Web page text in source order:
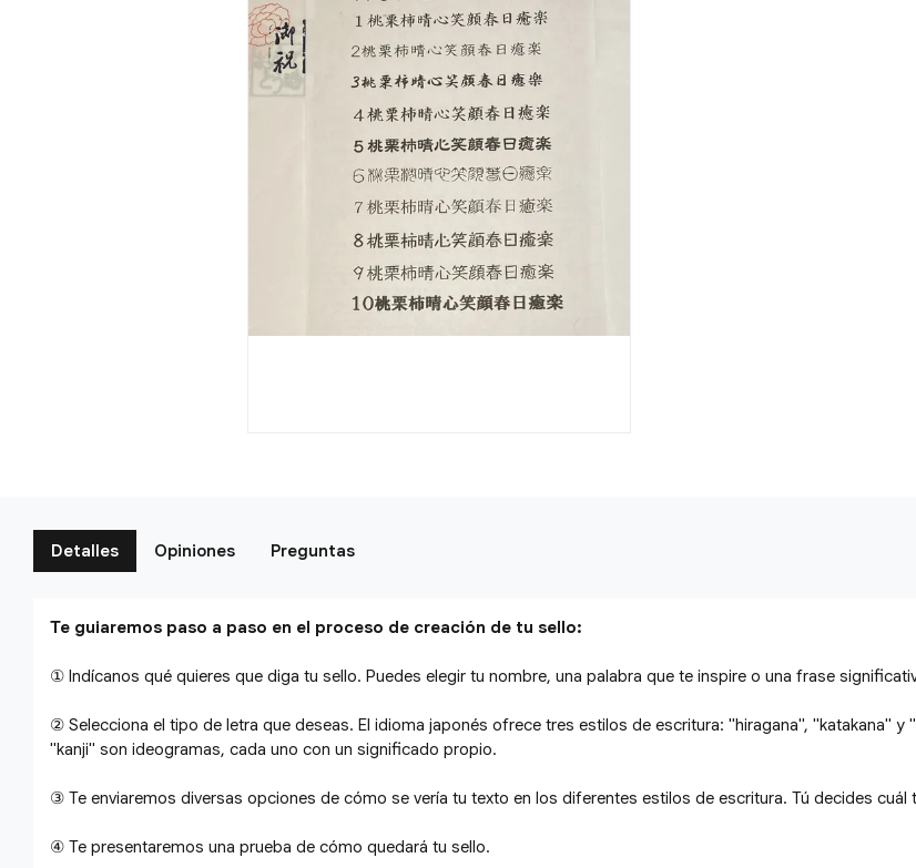
Detalles Opiniones Preguntas
Te guiaremos paso a paso en el proceso de creación de tu sello:
① Indícanos qué quieres que diga tu sello. Puedes elegir tu nombre, una palabra que te inspire o una frase
② Selecciona el tipo de letra que deseas. El idioma japonés ofrece tres estilos de escritura: "hiragana", "katakana"
"kanji" son ideogramas, cada uno con un significado propio.
③ Te enviaremos diversas opciones de cómo se vería tu texto en los diferentes estilos de escritura. Tú decides cuál
④ Te presentaremos una prueba de cómo quedará tu sello.